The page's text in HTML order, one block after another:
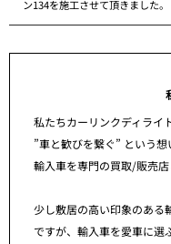
ン134を施工させて頂きました。
私たちカーリンクディライト
”車と歓びを繋ぐ” という想
輸入車を専門の買取/販売店
少し敷居の高い印象のある
ですが、輸入車を愛車に選